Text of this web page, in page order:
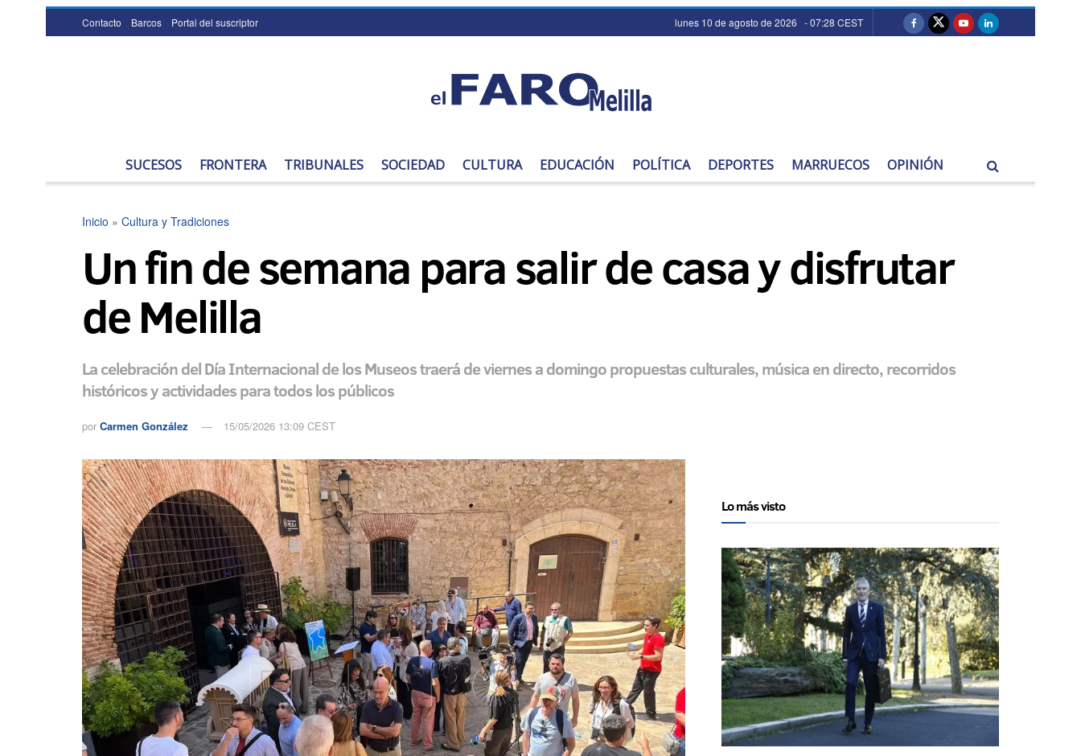
Contacto Barcos Portal del suscriptor lunes 10 de agosto de 2026 - 07:28 CEST
SUCESOS FRONTERA TRIBUNALES SOCIEDAD CULTURA EDUCACIÓN POLÍTICA DEPORTES MARRUECOS OPINIÓN
Inicio » Cultura y Tradiciones
Un fin de semana para salir de casa y disfrutar
de Melilla
La celebración del Día Internacional de los Museos traerá de viernes a domingo propuestas culturales, música en directo, recorridos
históricos y actividades para todos los públicos
por Carmen González 15/05/2026 13:09 CEST
Lo más visto